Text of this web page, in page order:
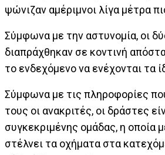
ψώνιζαν αμέριμνοι λίγα μέτρα
Σύμφωνα με την αστυνομία, οι
διαπράχθηκαν σε κοντινή
το ενδεχόμενο να ενέχονται τα
Σύμφωνα με τις πληροφορίες
τους οι ανακριτές, οι δράστες
συγκεκριμένης ομάδας, η οποία
στέλνει τα οχήματα στα